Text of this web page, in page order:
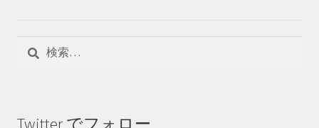
Twitter でフォロー